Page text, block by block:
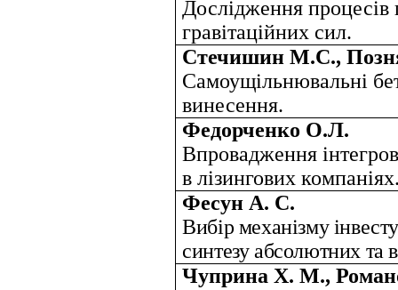
Дослідження процесів
гравітаційних сил.
Стечишин М.С.,
Самоущільнювальні
винесення.
Федорченко О.Л.
Впровадження
в лізингових
Фесун А. С.
Вибір механізму
синтезу абсолютних та
Чуприна Х. М.,